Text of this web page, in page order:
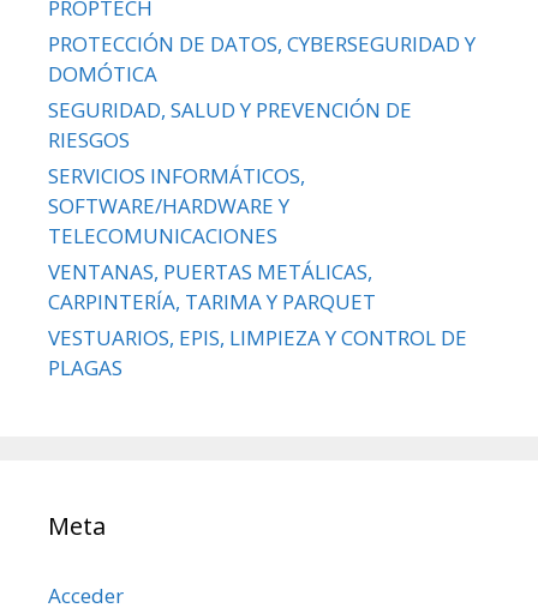
PROPTECH
PROTECCIÓN DE DATOS, CYBERSEGURIDAD Y
DOMÓTICA
SEGURIDAD, SALUD Y PREVENCIÓN DE
RIESGOS
SERVICIOS INFORMÁTICOS,
SOFTWARE/HARDWARE Y
TELECOMUNICACIONES
VENTANAS, PUERTAS METÁLICAS,
CARPINTERÍA, TARIMA Y PARQUET
VESTUARIOS, EPIS, LIMPIEZA Y CONTROL DE
PLAGAS
Meta
Acceder